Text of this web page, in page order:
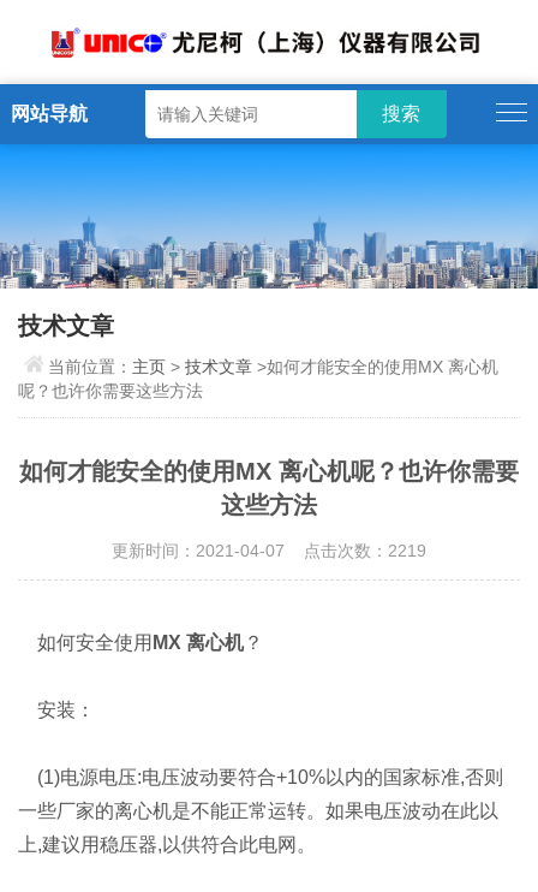
网站导航
技术文章
当前位置： 主页 >技术文章 >如何才能安全的使用MX 离心机
呢？也许你需要这些方法
如何才能安全的使用MX 离心机呢？也许你需要
这些方法
更新时间：2021-04-07 点击次数：2219
如何安全使用 MX 离心机？
安装：
(1)电源电压:电压波动要符合+10%以内的国家标准,否则
一些厂家的离心机是不能正常运转。如果电压波动在此以
上,建议用稳压器,以供符合此电网。